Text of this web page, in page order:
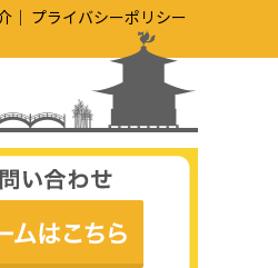
プライバシーポリシー